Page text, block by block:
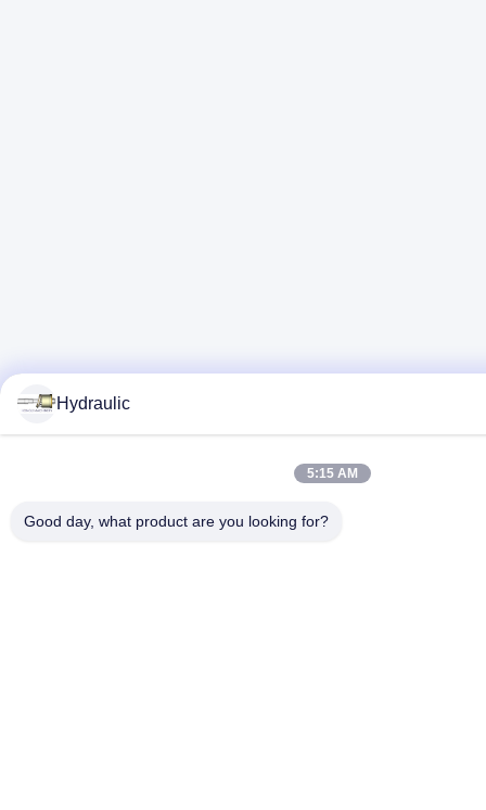
Hydraulic
5:15 AM
Good day, what product are you looking for?